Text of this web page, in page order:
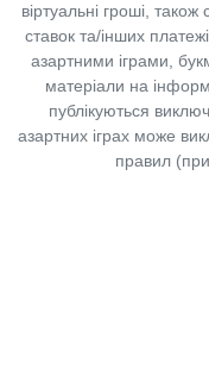
віртуальні гроші,
ставок та/інших
азартними іграми,
матеріали на
публікуються
азартних іграх може
правил